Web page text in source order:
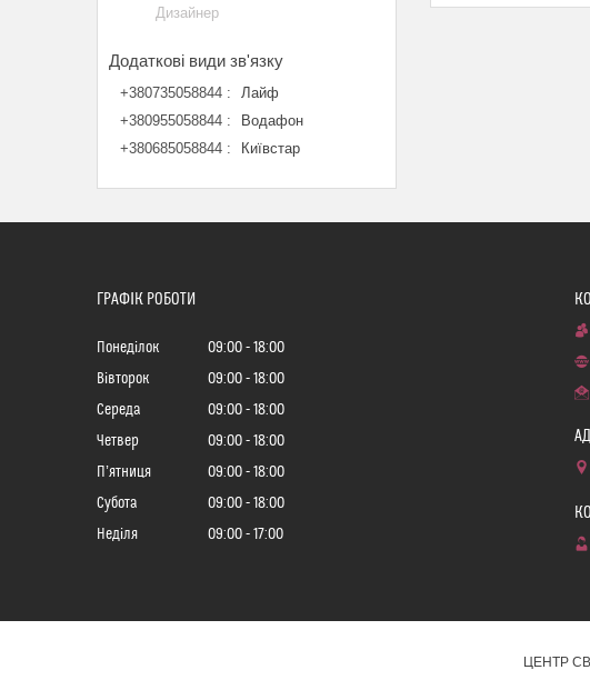
Дизайнер
+380735058844
Лайф
+380955058844
Водафон
+380685058844
Київстар
ГРАФІК РОБОТИ
Понеділок 09:00
18:00
Вівторок
09:00
18:00
Середа
09:00
18:00
Четвер
09:00
18:00
Пʼятниця
09:00
18:00
Субота
09:00
18:00
Неділя
09:00 17:00